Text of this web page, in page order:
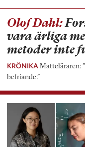
Olof Dahl:
vara ärliga
metoder inte
KRÖNIKA Matteläraren:
befriande.”